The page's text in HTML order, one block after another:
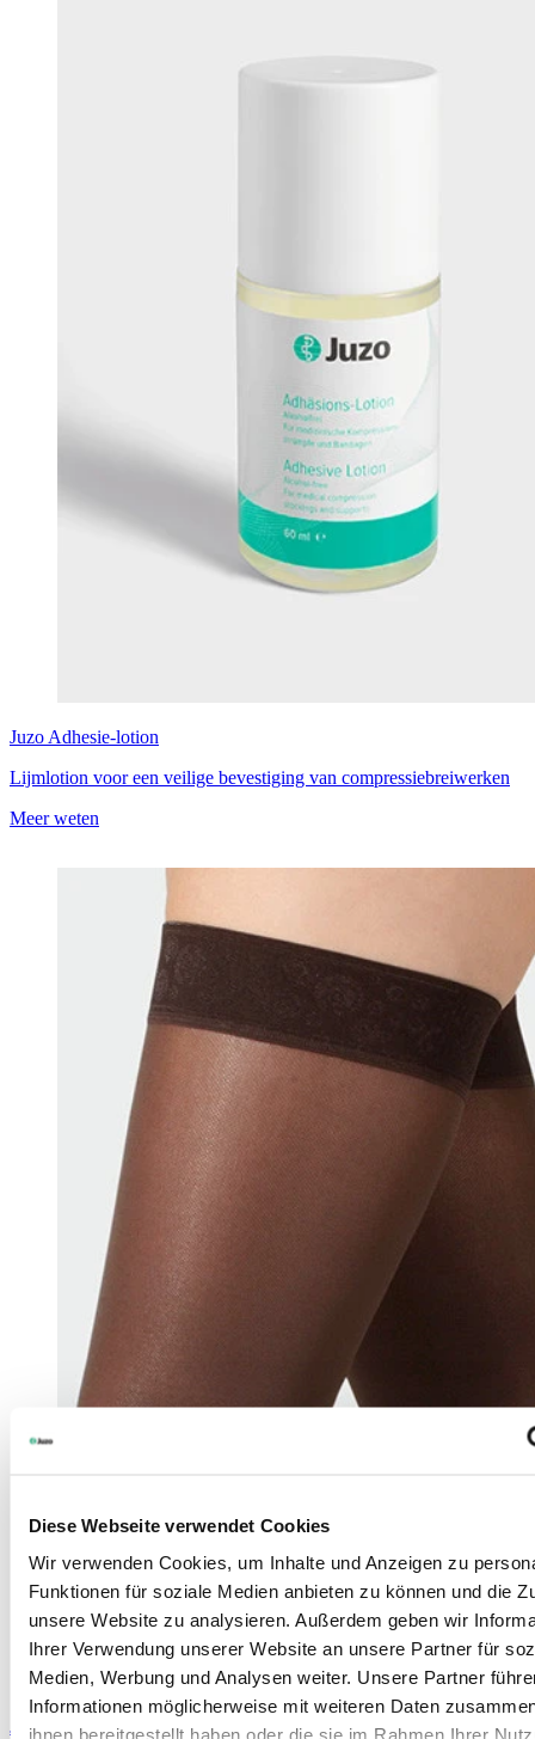
Diese Webseite verwendet Cookies
Wir verwenden Cookies, um Inhalte und Anzeigen zu
Funktionen für soziale Medien anbieten zu können und die
unsere Website zu analysieren. Außerdem geben wir
Ihrer Verwendung unserer Website an unsere Partner für
Medien, Werbung und Analysen weiter. Unsere Partner
Informationen möglicherweise mit weiteren Daten
ihnen bereitgestellt haben oder die sie im Rahmen Ihrer
Juzo Adhesie-lotion
Lijmlotion voor een veilige bevestiging van compressiebreiwerken
Meer weten
Juzo
Siliconenbanden